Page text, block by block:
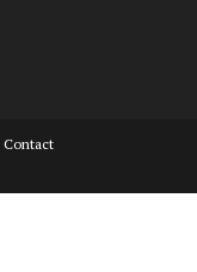
Contact